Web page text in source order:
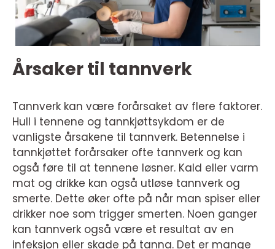
Årsaker til tannverk
Tannverk kan være forårsaket av flere faktorer.
Hull i tennene og tannkjøttsykdom er de
vanligste årsakene til tannverk. Betennelse i
tannkjøttet forårsaker ofte tannverk og kan
også føre til at tennene løsner. Kald eller varm
mat og drikke kan også utløse tannverk og
smerte. Dette øker ofte på når man spiser eller
drikker noe som trigger smerten. Noen ganger
kan tannverk også være et resultat av en
infeksjon eller skade på tanna. Det er mange